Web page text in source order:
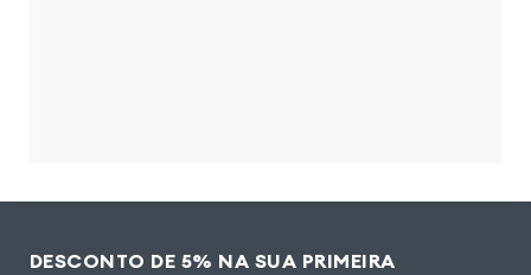
DESCONTO DE 5% NA SUA PRIMEIRA